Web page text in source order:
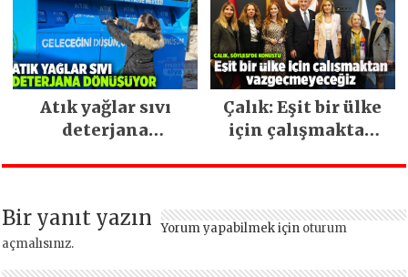
devam ediyor
Atık yağlar sıvı
deterjana
Çalık: Eşit bir ülke
için çalışmaktan
Bir yanıt yazın Yorum yapabilmek için oturum
açmalısınız.